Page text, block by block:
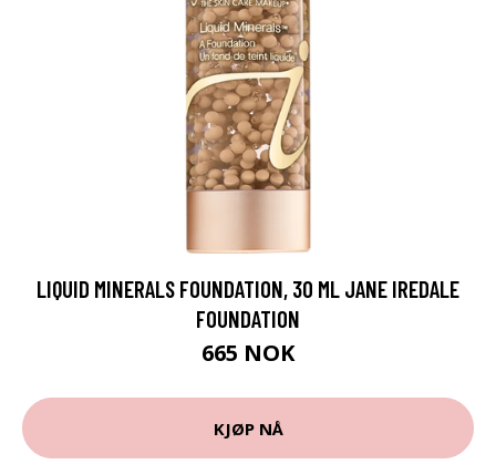
LIQUID MINERALS FOUNDATION, 30 ML JANE IREDALE
FOUNDATION
665 NOK
KJØP NÅ